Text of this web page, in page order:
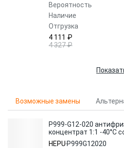
Вероятность
Наличие
Отгрузка
4 111 ₽
4 327 ₽
Возможные замены
P999-G12-020
концентрат 1:1 -40°C
категории G12\
HEPU P999G12020